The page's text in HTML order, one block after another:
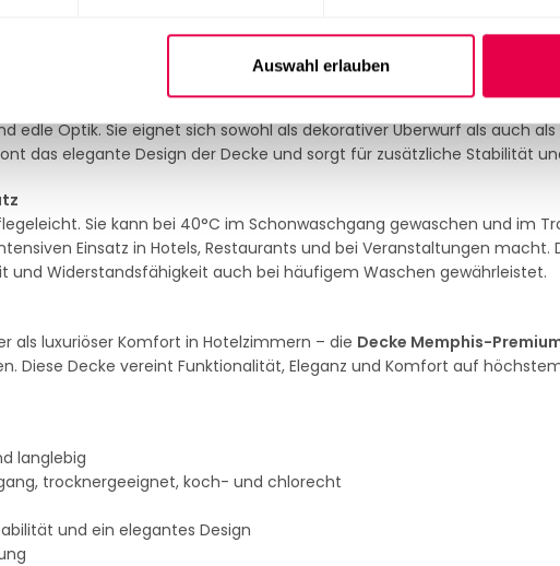
Auswahl erlauben
perfekte Balance zwischen Leichtigkeit und Wärmeisolierung.
Textur.
edle Optik. Sie eignet sich sowohl als dekorativer Überwurf als auch
das elegante Design der Decke und sorgt für zusätzliche Stabilität
Sie kann bei 40°C im Schonwaschgang gewaschen und im
Einsatz in Hotels, Restaurants und bei Veranstaltungen macht.
Widerstandsfähigkeit auch bei häufigem Waschen gewährleistet.
als luxuriöser Komfort in Hotelzimmern – die Decke Memphis-
Diese Decke vereint Funktionalität, Eleganz und Komfort auf
langlebig
trocknergeeignet, koch- und chlorecht
und ein elegantes Design